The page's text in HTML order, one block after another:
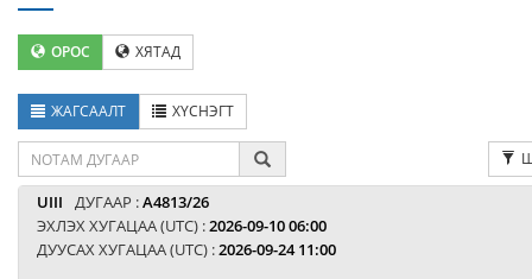
ОРОС ХЯТАД
ЖАГСААЛТ ХҮСНЭГТ
UIII ДУГААР :A4813/26
ЭХЛЭХ ХУГАЦАА (UTC) :2026-09-10 06:00
ДУУСАХ ХУГАЦАА (UTC) :2026-09-24 11:00